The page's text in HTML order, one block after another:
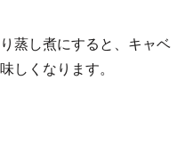
蒸し煮にすると、キャベ
しくなります。